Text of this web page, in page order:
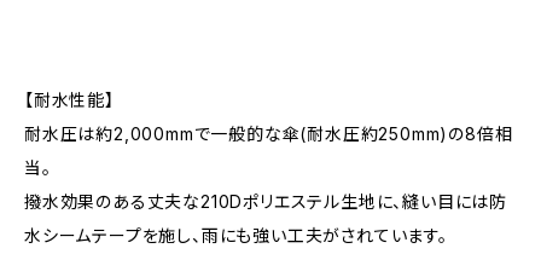
【耐水性能】
耐水圧は約2,000mmで一般的な傘(耐水圧約250mm)の8倍相
当。
撥水効果のある丈夫な210Dポリエステル生地に、縫い目には防
水シームテープを施し、雨にも強い工夫がされています。